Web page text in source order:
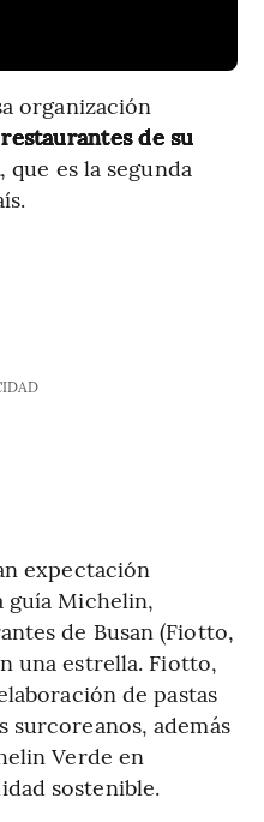
organización
de su
, que es la segunda
expectación
guía Michelin,
de Busan (Fiotto,
una estrella. Fiotto,
de pastas
surcoreanos, además
Verde en
sostenible.